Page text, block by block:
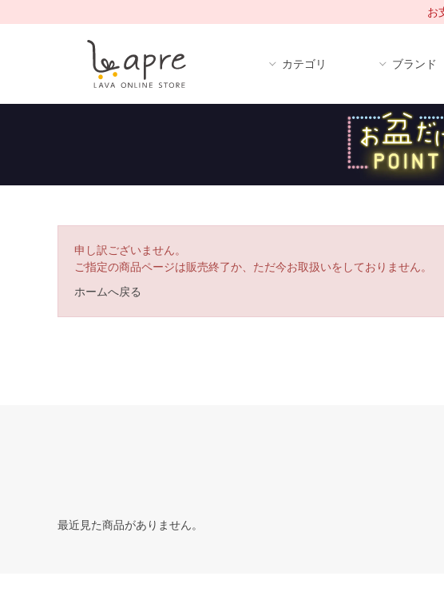
お
カテゴリ ブランド
申し訳ございません。
ご指定の商品ページは販売終了か、ただ今お取扱いをしておりません。
ホームへ戻る
最近見た商品がありません。